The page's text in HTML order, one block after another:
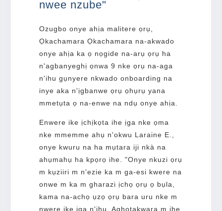
nwee nzube"
Ozugbo onye ahịa malitere ọrụ,
Ọkachamara Ọkachamara na-akwado
onye ahịa ka ọ nọgide na-arụ ọrụ ha
n'agbanyeghị ọnwa 9 nke ọrụ na-aga
n'ihu gụnyere nkwado onboarding na
inye aka n'ịgbanwe ọrụ ọhụrụ yana
mmetụta ọ na-enwe na ndụ onye ahịa.
Enwere ike ịchịkọta ihe ịga nke ọma
nke mmemme ahụ n'okwu Laraine E.,
onye kwuru na ha mụtara iji nkà na
ahụmahụ ha kpọrọ ihe. "Onye nkuzi ọrụ
m kụziiri m n'ezie ka m ga-esi kwere na
onwe m ka m gharazi ịchọ ọrụ ọ bụla,
kama na-achọ ụzọ ọrụ bara uru nke m
nwere ike ịga n'ihu. Aghọtakwara m ihe